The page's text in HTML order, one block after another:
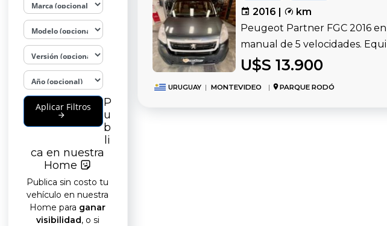
P
u
b
li
ca en nuestra
Home
Publica sin costo tu
vehículo en nuestra
Home para ganar
visibilidad, o si
2016 |
km
Peugeot Partner FGC 2016
manual de 5 velocidades.
U$S 13.900
URUGUAY | MONTEVIDEO | PARQUE RODÓ